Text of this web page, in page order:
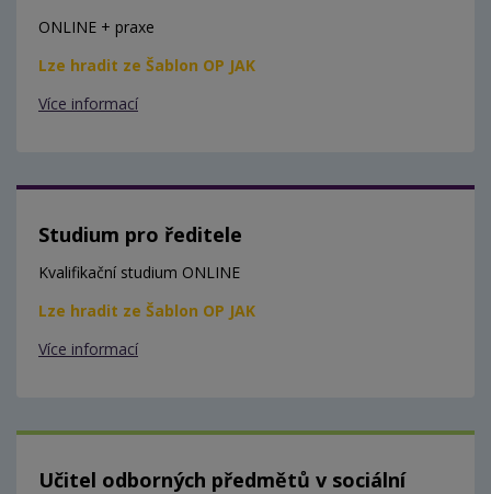
ONLINE + praxe
Lze hradit ze Šablon OP JAK
Více informací
Studium pro ředitele
Kvalifikační studium ONLINE
Lze hradit ze Šablon OP JAK
Více informací
Učitel odborných předmětů v sociální